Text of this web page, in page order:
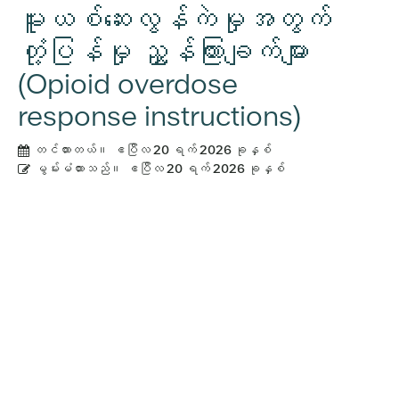
မူးယစ်ဆေးလွန်ကဲမှုအတွက်
တုံ့ပြန်မှု ညွှန်ကြားချက်များ
(Opioid overdose
response instructions)
တင်ထားတယ်။
ဧပြီလ 20 ရက် 2026 ခုနှစ်
မွမ်းမံထားသည်။
ဧပြီလ 20 ရက် 2026 ခုနှစ်